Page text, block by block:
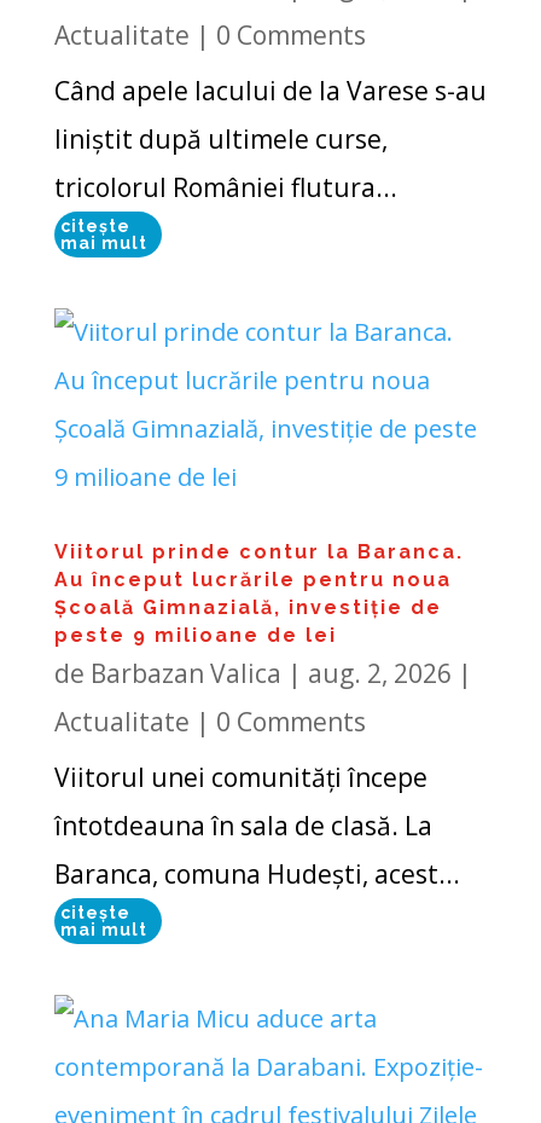
Actualitate | 0 Comments
Când apele lacului de la Varese s-au
liniștit după ultimele curse,
tricolorul României flutura...
citește
mai mult
Viitorul prinde contur la Baranca.
Au început lucrările pentru noua
Școală Gimnazială, investiție de
peste 9 milioane de lei
de Barbazan Valica | aug. 2, 2026 |
Actualitate | 0 Comments
Viitorul unei comunități începe
întotdeauna în sala de clasă. La
Baranca, comuna Hudești, acest...
citește
mai mult